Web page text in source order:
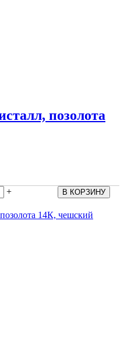
позолота
+